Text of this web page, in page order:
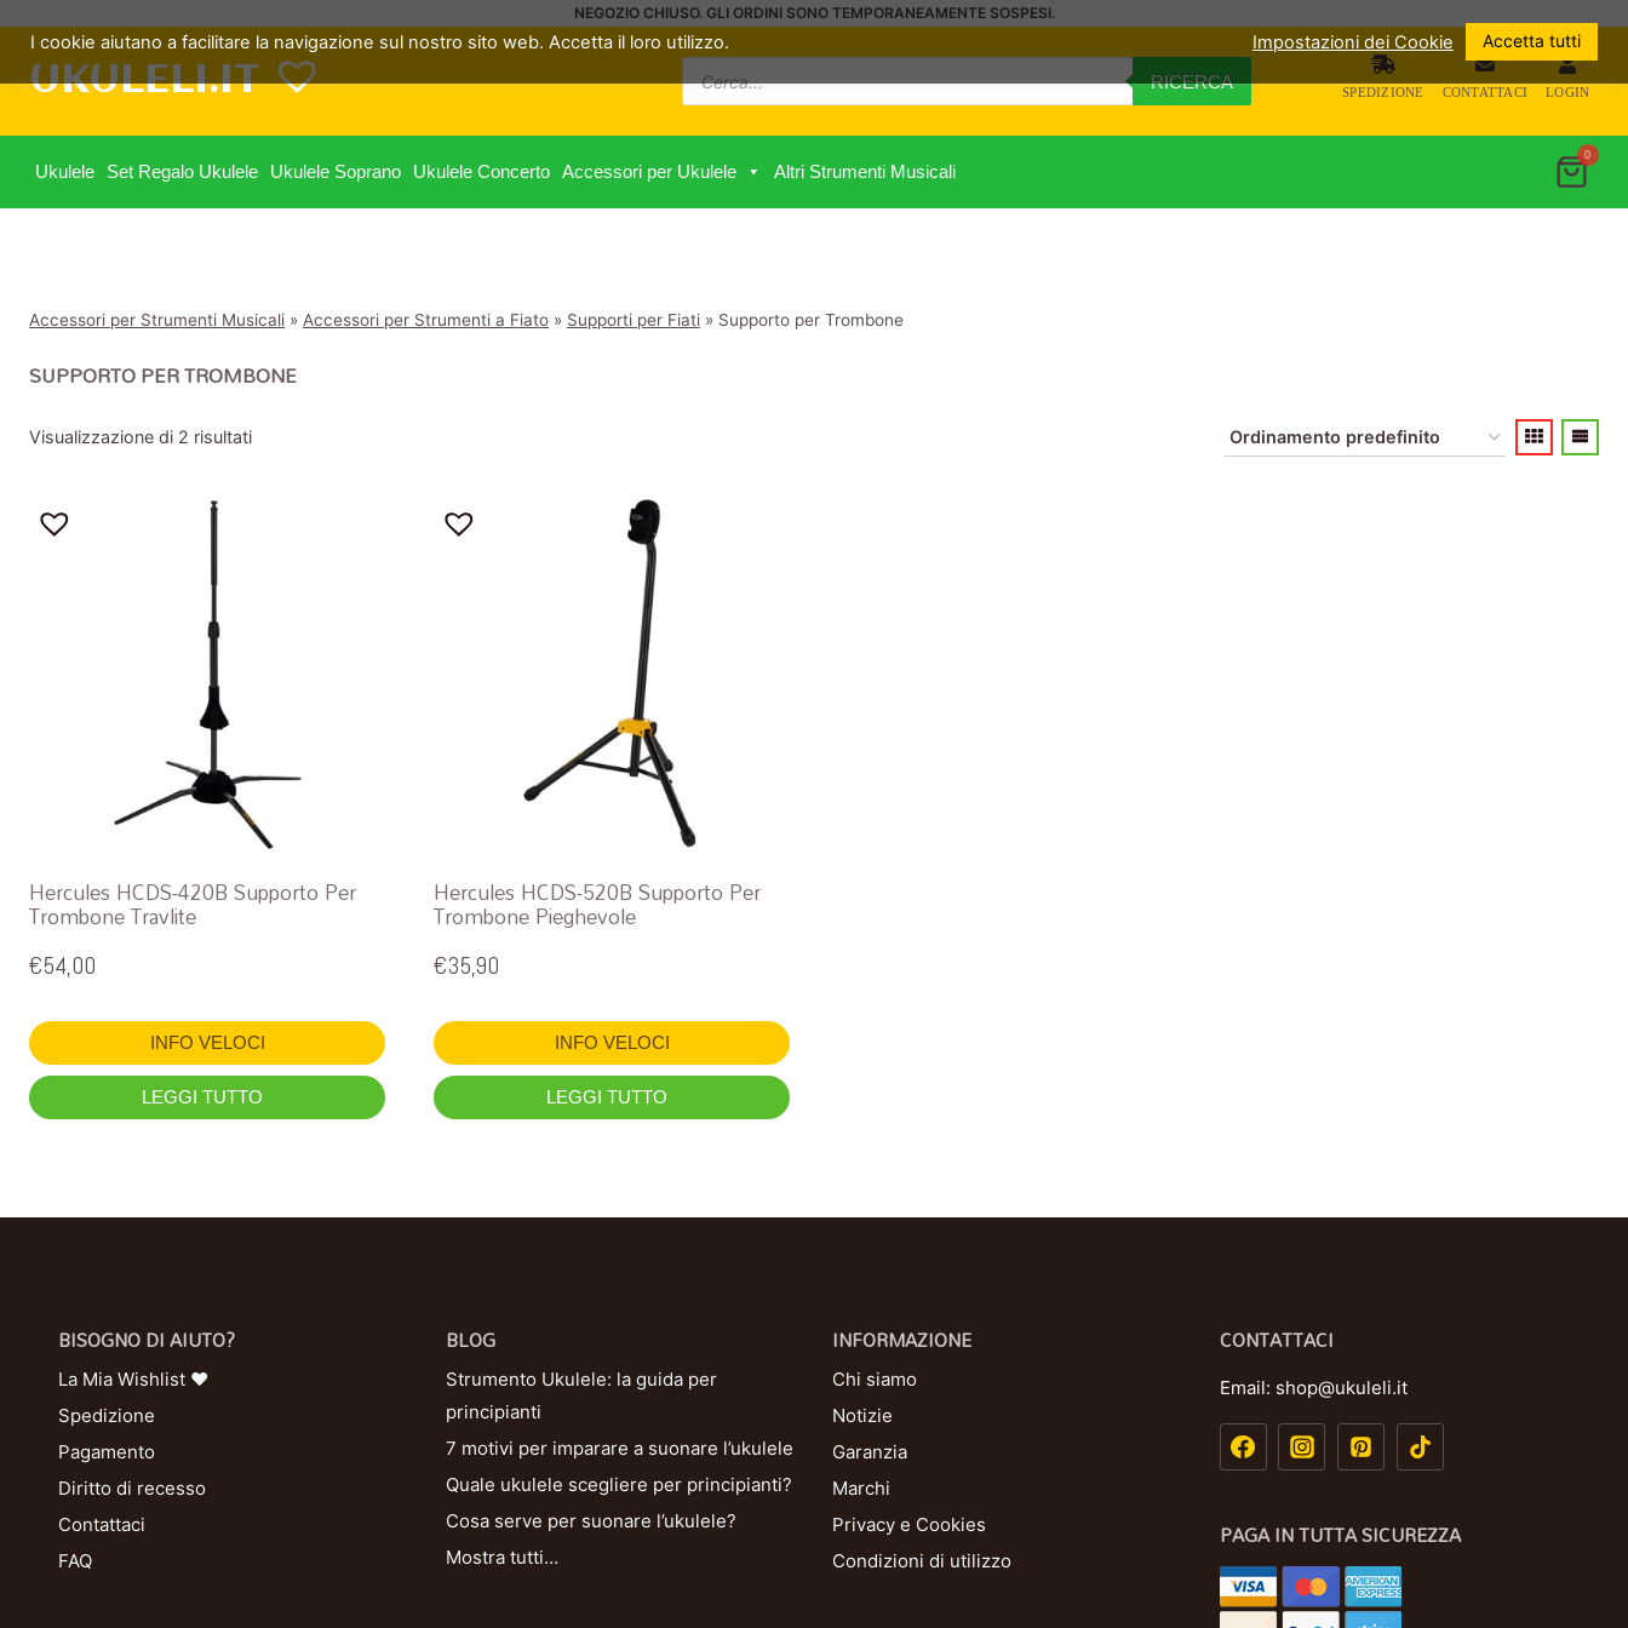
contenuto
NEGOZIO CHIUSO. GLI ORDINI SONO TEMPORANEAMENTE SOSPESI.
UKULELI.IT
Ricerca
prodotti
RICERCA SPEDIZIONE CONTATTACI LOGIN
Ukulele Set Regalo Ukulele Ukulele Soprano Ukulele Concerto Accessori per Ukulele Altri Strumenti Musicali
0
Accessori per Strumenti Musicali » Accessori per Strumenti a Fiato » Supporti per Fiati » Supporto per Trombone
SUPPORTO PER TROMBONE
Visualizzazione di 2 risultati
Hercules HCDS-420B Supporto Per
Trombone Travlite
€54,00
INFO VELOCI
LEGGI TUTTO
Hercules HCDS-520B Supporto Per
Trombone Pieghevole
€35,90
INFO VELOCI
LEGGI TUTTO
BISOGNO DI AIUTO?
La Mia Wishlist ❤
Spedizione
Pagamento
Diritto di recesso
Contattaci
FAQ
BLOG
Strumento Ukulele: la guida per
principianti
7 motivi per imparare a suonare l’ukulele
Quale ukulele scegliere per principianti?
Cosa serve per suonare l’ukulele?
Mostra tutti…
INFORMAZIONE
Chi siamo
Notizie
Garanzia
Marchi
Privacy e Cookies
Condizioni di utilizzo
CONTATTACI
Email: shop@ukuleli.it
PAGA IN TUTTA SICUREZZA
I cookie aiutano a facilitare la navigazione sul nostro sito web. Accetta il loro utilizzo. Impostazioni dei Cookie Accetta tutti